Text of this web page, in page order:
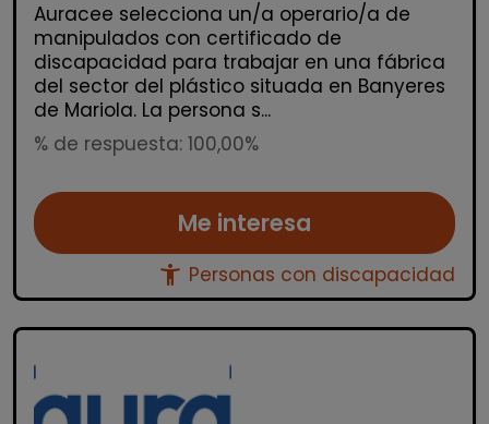
Auracee selecciona un/a operario/a de
manipulados con certificado de
discapacidad para trabajar en una fábrica
del sector del plástico situada en Banyeres
de Mariola. La persona s...
% de respuesta: 100,00%
Me interesa
accessibility_new Personas con discapacidad